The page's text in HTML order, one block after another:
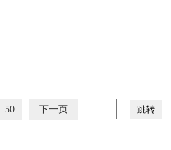
50 下一页 跳转